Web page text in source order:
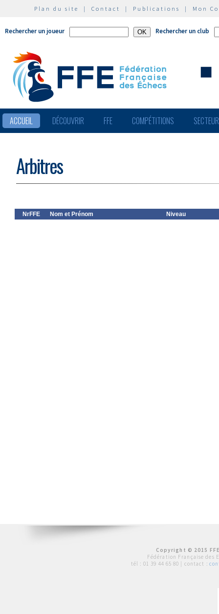
Plan du site | Contact | Publications | Mon
Rechercher un joueur Rechercher un club
ACCUEIL DÉCOUVRIR FFE COMPÉTITIONS
Arbitres
NrFFE Nom et Prénom Niveau
Copyright © 2015
Fédération Française des
tél : 01 39 44 65 80 | contact :